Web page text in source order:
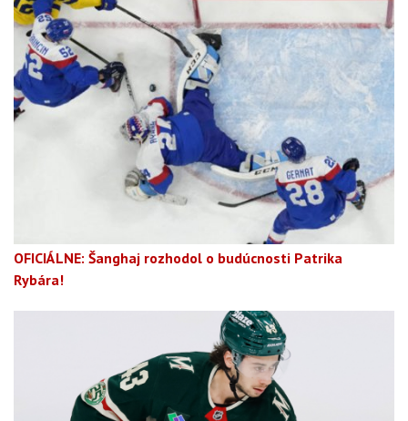
OFICIÁLNE: Šanghaj rozhodol o budúcnosti Patrika
Rybára!